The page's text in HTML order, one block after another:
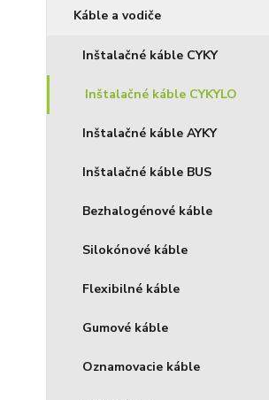
Káble a vodiče
Inštalačné káble CYKY
Inštalačné káble CYKYLO
Inštalačné káble AYKY
Inštalačné káble BUS
Bezhalogénové káble
Silokónové káble
Flexibilné káble
Gumové káble
Oznamovacie káble